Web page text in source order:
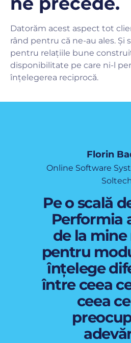
Datorăm acest aspect tot
rând pentru că ne-au ales.
pentru relațiile bune
disponibilitate pe care ni-l
înțelegerea reciprocă.
Florin
Online Software
Pe o scală
Performia
de la mine
pentru
înțelege
între ceea
ceea